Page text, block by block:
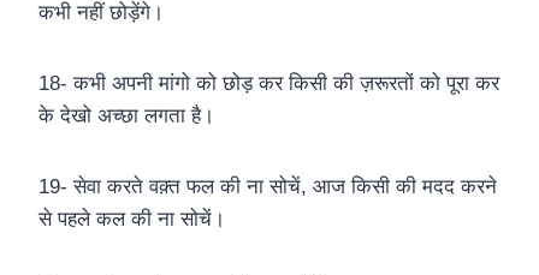
कभी नहीं छोड़ेंगे।
18- कभी अपनी मांगो को छोड़ कर किसी की ज़रूरतों को पूरा कर
के देखो अच्छा लगता है।
19- सेवा करते वक़्त फल की ना सोचें, आज किसी की मदद करने
से पहले कल की ना सोचें।